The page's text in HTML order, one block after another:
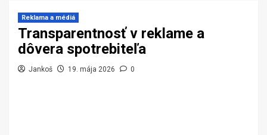
Reklama a médiá
Transparentnosť v reklame a
dôvera spotrebiteľa
Jankoš 19. mája 2026 0